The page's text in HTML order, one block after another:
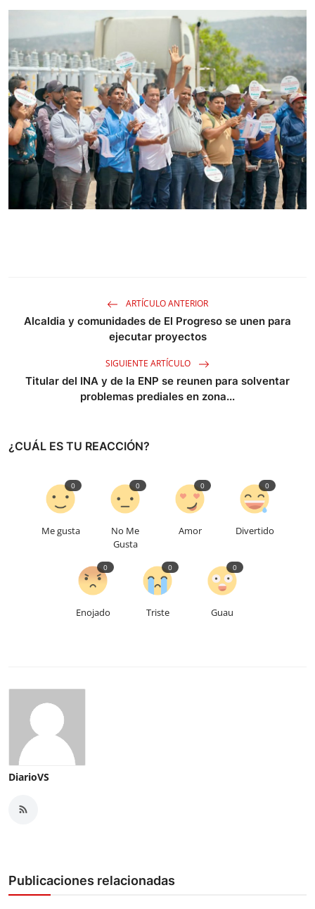
ARTÍCULO ANTERIOR
Alcaldia y comunidades de El Progreso se unen para
ejecutar proyectos
SIGUIENTE ARTÍCULO
Titular del INA y de la ENP se reunen para solventar
problemas prediales en zona...
¿CUÁL ES TU REACCIÓN?
Me gusta
0
No Me
Gusta
0
Amor
0
Divertido
0
Enojado
0
Triste
0
Guau
0
DiarioVS
Publicaciones relacionadas